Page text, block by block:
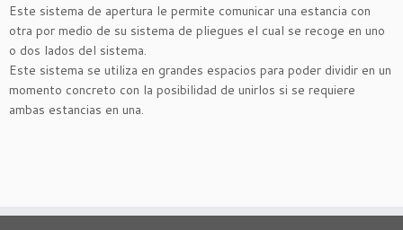
Este sistema de apertura le permite comunicar una estancia con
otra por medio de su sistema de pliegues el cual se recoge en uno
o dos lados del sistema.
Este sistema se utiliza en grandes espacios para poder dividir en un
momento concreto con la posibilidad de unirlos si se requiere
ambas estancias en una.